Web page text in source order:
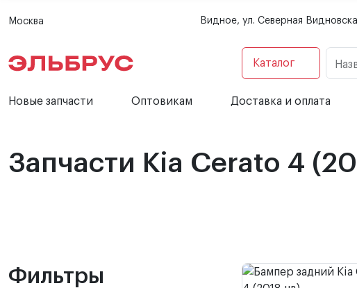
Москва Видное, ул. Северная
Каталог
Новые запчасти Оптовикам Доставка и оплата
Запчасти Kia Cerato 4
Фильтры